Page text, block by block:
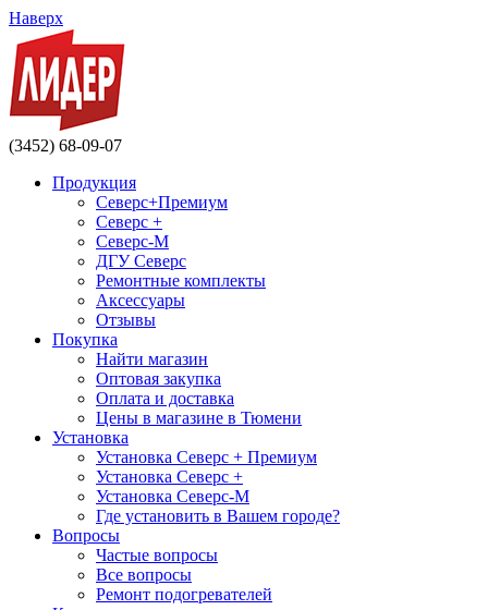
Наверх
(3452) 68-09-07
Продукция
Северс+Премиум
Северс +
Северс-М
ДГУ Северс
Ремонтные комплекты
Аксессуары
Отзывы
Покупка
Найти магазин
Оптовая закупка
Оплата и доставка
Цены в магазине в Тюмени
Установка
Установка Северс + Премиум
Установка Северс +
Установка Северс-М
Где установить в Вашем городе?
Вопросы
Частые вопросы
Все вопросы
Ремонт подогревателей